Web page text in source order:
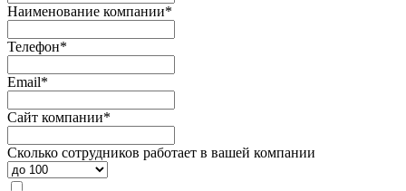
Наименование компании*
Телефон*
Email*
Сайт компании*
Сколько сотрудников работает в вашей компании